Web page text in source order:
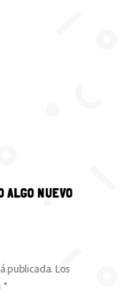
NUEVO
publicada. Los
*